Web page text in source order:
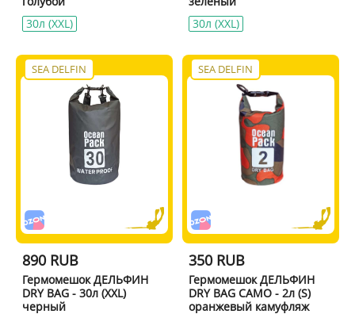
30л (XXL)
30л (XXL)
SEA DELFIN
890 RUB
Гермомешок ДЕЛЬФИН
DRY BAG - 30л (XXL)
черный
SEA DELFIN
350 RUB
Гермомешок ДЕЛЬФИН
DRY BAG CAMO - 2л (S)
оранжевый камуфляж